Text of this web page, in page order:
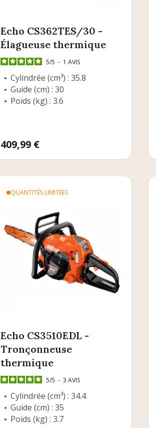
Echo CS362TES/30 -
Élagueuse thermique
5/5 - 1 AVIS
Cylindrée (cm³) : 35.8
Guide (cm) : 30
Poids (kg) : 3.6
Prix
409,99 €
QUANTITÉS LIMITÉES
Echo CS3510EDL -
Tronçonneuse
thermique
5/5 - 3 AVIS
Cylindrée (cm³) : 34.4
Guide (cm) : 35
Poids (kg) : 3.7